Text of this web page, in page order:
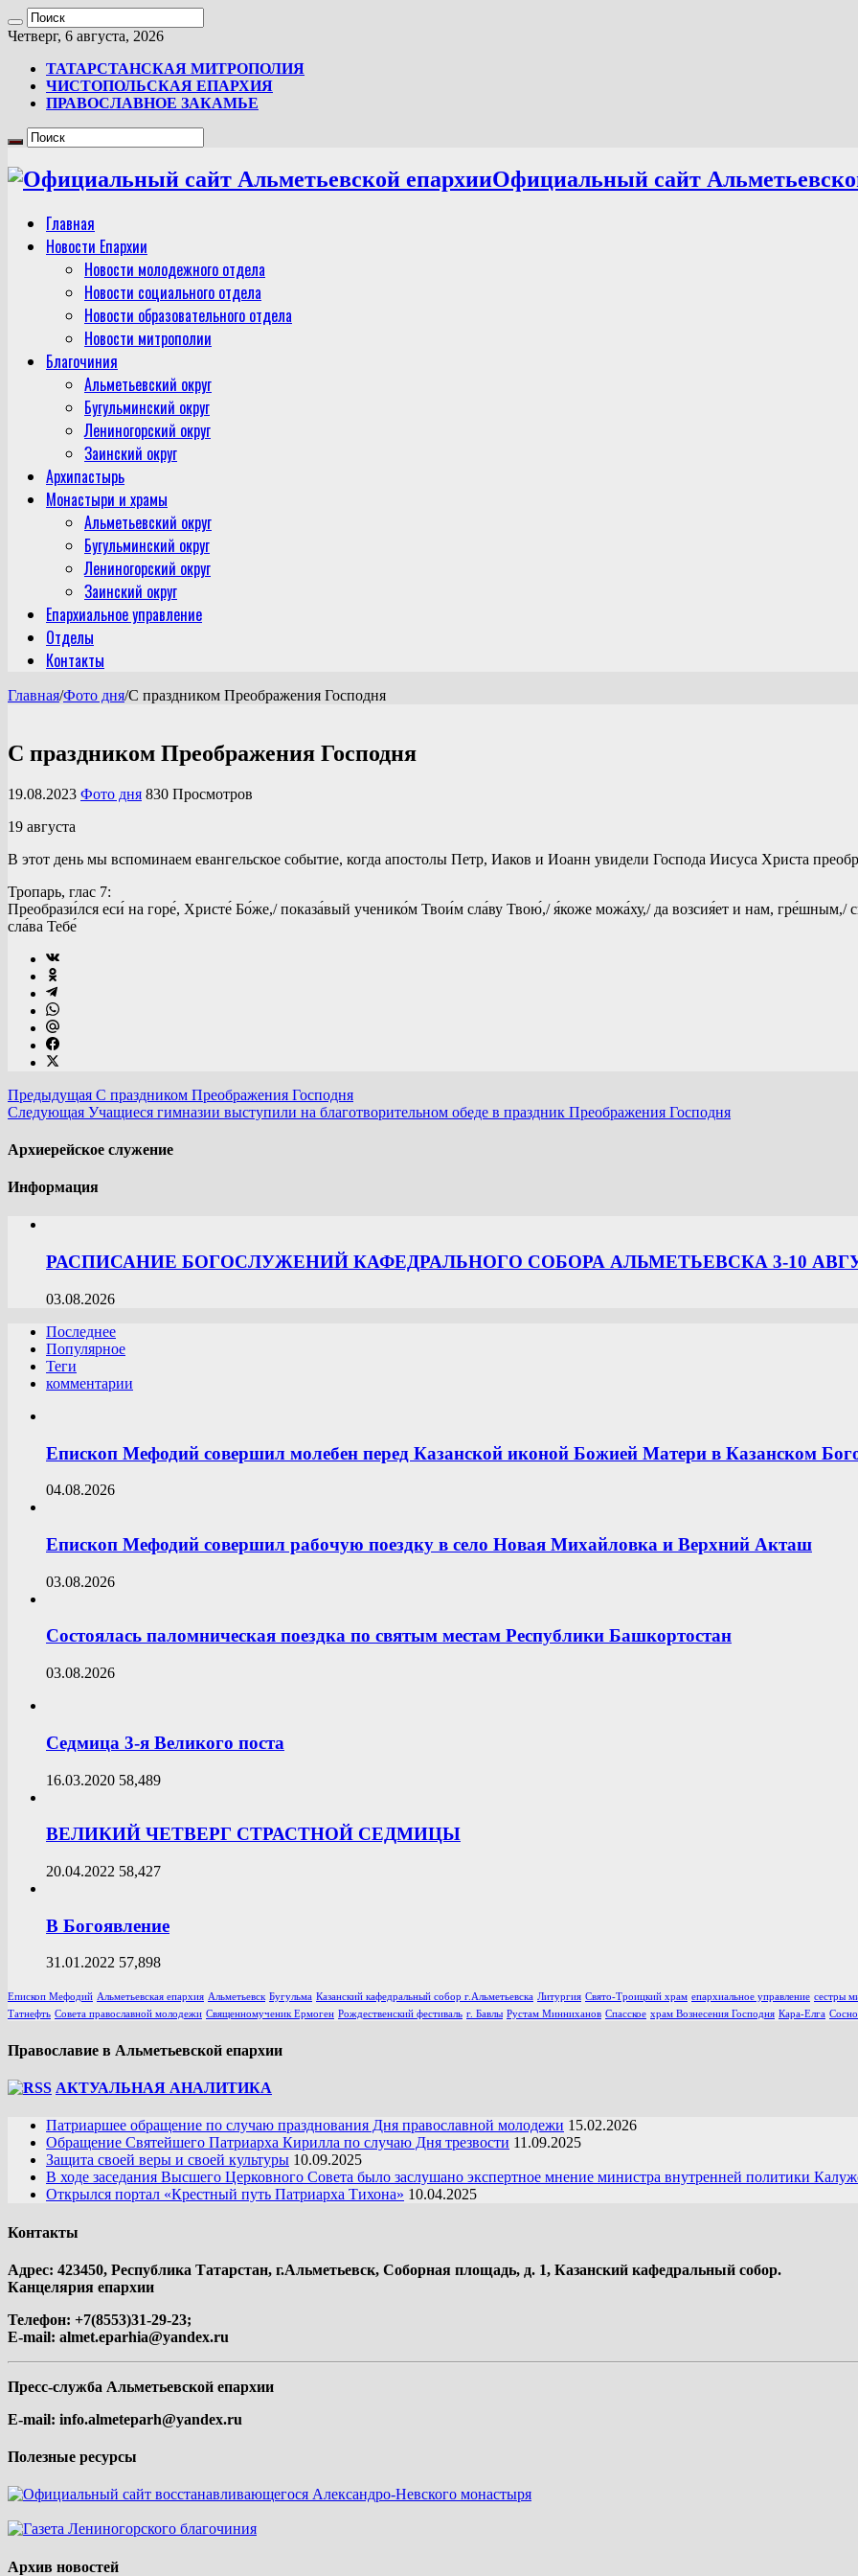
Четверг, 6 августа, 2026
ТАТАРСТАНСКАЯ МИТРОПОЛИЯ
ЧИСТОПОЛЬСКАЯ ЕПАРХИЯ
ПРАВОСЛАВНОЕ ЗАКАМЬЕ
Официальный сайт
Главная
Новости Епархии
Новости молодежного отдела
Новости социального отдела
Новости образовательного отдела
Новости митрополии
Благочиния
Альметьевский округ
Бугульминский округ
Лениногорский округ
Заинский округ
Архипастырь
Монастыри и храмы
Альметьевский округ
Бугульминский округ
Лениногорский округ
Заинский округ
Епархиальное управление
Отделы
Контакты
Главная/Фото дня/С праздником Преображения Господня
С праздником Преображения Господня
19.08.2023 Фото дня 830 Просмотров
19 августа
В этот день мы вспоминаем евангельское событие, когда апостолы Петр, Иаков и Иоанн увидели Господа Иисуса Христа
Тропарь, глас 7:
Преобрази́лся еси́ на горе́, Христе́ Бо́же,/ показа́вый ученико́м Твои́м сла́ву Твою́,/ я́коже можа́ху,/ да возсия́ет и нам,
сла́ва Тебе́
Предыдущая С праздником Преображения Господня
Следующая Учащиеся гимназии выступили на благотворительном обеде в праздник Преображения Господня
Архиерейское служение
Информация
РАСПИСАНИЕ БОГОСЛУЖЕНИЙ КАФЕДРАЛЬНОГО СОБОРА АЛЬМЕТЬЕВСКА 3-10
03.08.2026
Последнее
Популярное
Теги
комментарии
Епископ Мефодий совершил молебен перед Казанской иконой Божией Матери в Казанском
04.08.2026
Епископ Мефодий совершил рабочую поездку в село Новая Михайловка и Верхний Акташ
03.08.2026
Состоялась паломническая поездка по святым местам Республики Башкортостан
03.08.2026
Седмица 3-я Великого поста
16.03.2020 58,489
ВЕЛИКИЙ ЧЕТВЕРГ СТРАСТНОЙ СЕДМИЦЫ
20.04.2022 58,427
В Богоявление
31.01.2022 57,898
Епископ Мефодий Альметьевская епархия Альметьевск Бугульма Казанский кафедральный собор г.Альметьевска Литургия Свято-Троицкий храм епархиальное управление сестры
Татнефть Совета православной молодежи Священномученик Ермоген Рождественский фестиваль г. Бавлы Рустам Минниханов Спасское храм Вознесения Господня Кара-Елга
Православие в Альметьевской епархии
АКТУАЛЬНАЯ АНАЛИТИКА
Патриаршее обращение по случаю празднования Дня православной молодежи 15.02.2026
Обращение Святейшего Патриарха Кирилла по случаю Дня трезвости 11.09.2025
Защита своей веры и своей культуры 10.09.2025
В ходе заседания Высшего Церковного Совета было заслушано экспертное мнение министра внутренней политики
Открылся портал «Крестный путь Патриарха Тихона» 10.04.2025
Контакты
Адрес: 423450, Республика Татарстан, г.Альметьевск, Соборная площадь, д. 1, Казанский кафедральный собор.
Канцелярия епархии
Телефон: +7(8553)31-29-23;
E-mail: almet.eparhia@yandex.ru
Пресс-служба Альметьевской епархии
E-mail: info.almeteparh@yandex.ru
Полезные ресурсы
Архив новостей